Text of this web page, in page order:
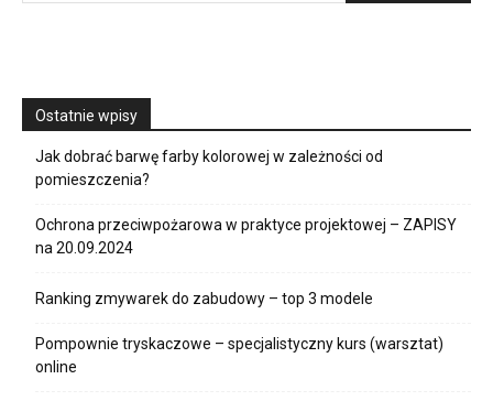
Ostatnie wpisy
Jak dobrać barwę farby kolorowej w zależności od
pomieszczenia?
Ochrona przeciwpożarowa w praktyce projektowej – ZAPISY
na 20.09.2024
Ranking zmywarek do zabudowy – top 3 modele
Pompownie tryskaczowe – specjalistyczny kurs (warsztat)
online